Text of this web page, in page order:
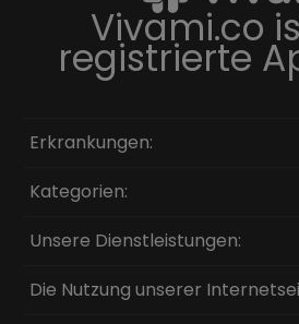
Vivami.co
registrierte
Erkrankungen:
Kategorien:
Unsere Dienstleistungen:
Die Nutzung unserer